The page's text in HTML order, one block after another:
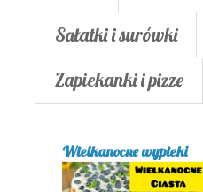
Sałatki i surówki
Zapiekanki i pizze
Wielkanocne wypieki